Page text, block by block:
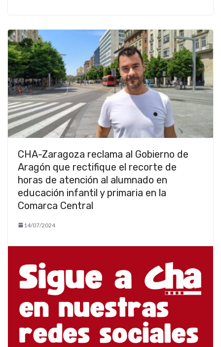
CHA-Zaragoza reclama al Gobierno de
Aragón que rectifique el recorte de
horas de atención al alumnado en
educación infantil y primaria en la
Comarca Central
14/07/2024